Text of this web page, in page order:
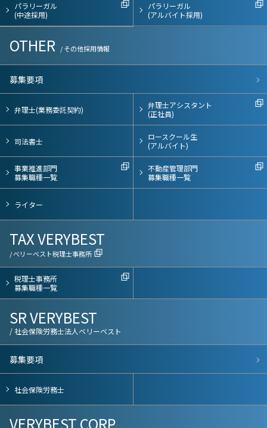
パラリーガル
(中途採用)
パラリーガル
(アルバイト採用)
OTHER / その他採用情報
募集要項
弁理士(業務委託契約)
弁理士アシスタント
(正社員)
司法書士
ロースクール生
(アルバイト)
事業推進部門
募集職種一覧
不動産管理部門
募集職種一覧
ライター
TAX VERYBEST
/ べリーベスト税理士事務所
税理士事務所
募集職種一覧
SR VERYBEST
/ 社会保険労務士法人ベリーベスト
募集要項
社会保険労務士
VERYBEST CORP